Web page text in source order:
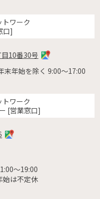
ワーク
口]
10番30号
末年始を除く 9:00〜17:00
ワーク
[営業窓口]
〜19:00
は不定休